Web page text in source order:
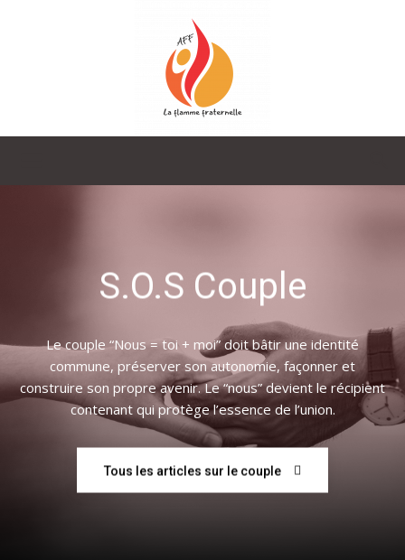
Fraternelle
–
S.O.S Couple
Le couple “Nous = toi + moi” doit bâtir une identité
commune, préserver son autonomie, façonner et
construire son propre avenir. Le “nous” devient le récipient
contenant qui protège l’essence de l’union.
Tous les articles sur le couple